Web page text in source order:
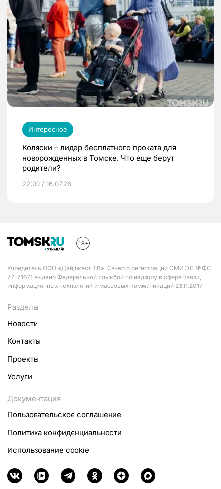
Интересное
Коляски – лидер бесплатного проката для
новорожденных в Томске. Что еще берут
родители?
22:00 / 16.07.26
Учредитель ООО «Дайджест ТВ». Св-во о регистрации СМИ ЭЛ №ФС
77-71671 выдано Федеральной службой по надзору в сфере связи,
информационных технологий и массовых коммуникаций 23.11.2017
Разделы
Новости
Контакты
Проекты
Услуги
Документация
Пользовательское соглашение
Политика конфиденциальности
Использование cookie